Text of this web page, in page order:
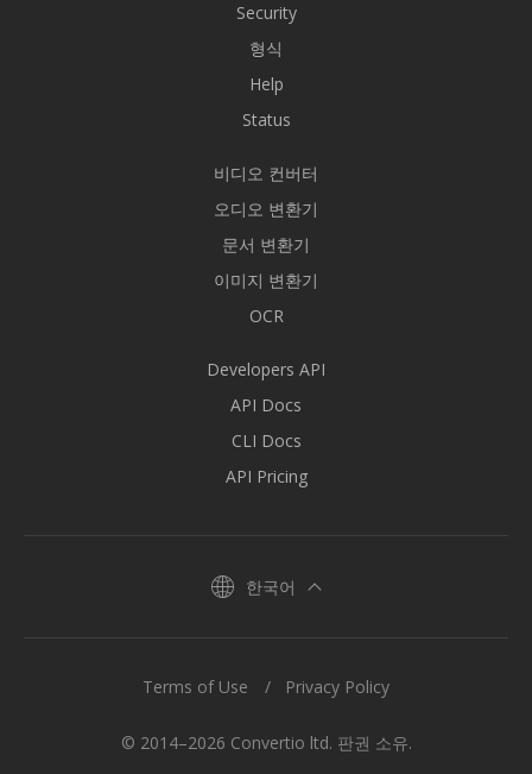
Security
형식
Help
Status
비디오 컨버터
오디오 변환기
문서 변환기
이미지 변환기
OCR
Developers API
API Docs
CLI Docs
API Pricing
한국어
© 2014–2026 Convertio ltd. 판권 소유.
Terms of Use Privacy Policy